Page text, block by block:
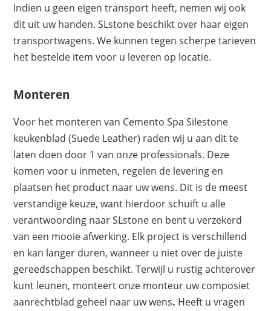
Indien u geen eigen transport heeft, nemen wij ook
dit uit uw handen. SLstone beschikt over haar eigen
transportwagens. We kunnen tegen scherpe tarieven
het bestelde item voor u leveren op locatie.
Monteren
Voor het monteren van Cemento Spa Silestone
keukenblad (Suede Leather) raden wij u aan dit te
laten doen door 1 van onze professionals. Deze
komen voor u inmeten, regelen de levering en
plaatsen het product naar uw wens. Dit is de meest
verstandige keuze, want hierdoor schuift u alle
verantwoording naar SLstone en bent u verzekerd
van een mooie afwerking. Elk project is verschillend
en kan langer duren, wanneer u niet over de juiste
gereedschappen beschikt. Terwijl u rustig achterover
kunt leunen, monteert onze monteur uw composiet
aanrechtblad geheel naar uw wens. Heeft u vragen